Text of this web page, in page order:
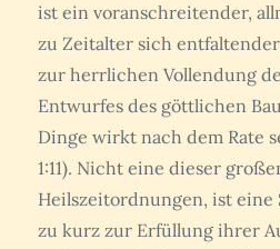
ist ein voranschreitender,
zu Zeitalter sich
zur herrlichen Vollendung
Entwurfes des göttlichen
Dinge wirkt nach dem Rate
1:11). Nicht eine dieser
Heilszeitordnungen, ist eine
zu kurz zur Erfüllung ihrer